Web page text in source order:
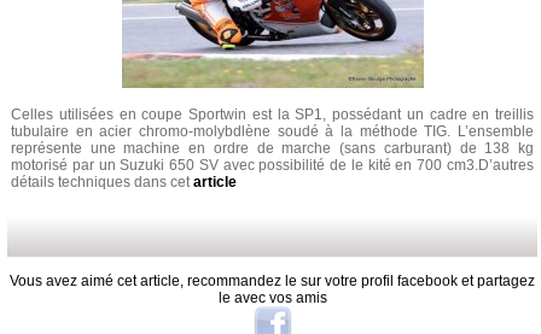
Celles utilisées en coupe Sportwin est la SP1, possédant un cadre en treillis
tubulaire en acier chromo-molybdlène soudé à la méthode TIG. L’ensemble
représente une machine en ordre de marche (sans carburant) de 138 kg
motorisé par un Suzuki 650 SV avec possibilité de le kité en 700 cm3.D’autres
détails techniques dans cetarticle
Vous avez aimé cet article, recommandez le sur votre profil facebook et partagez
le avec vos amis